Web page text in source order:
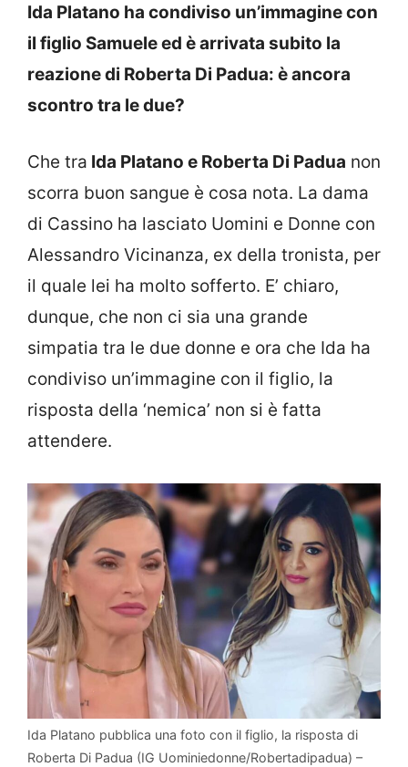
Ida Platano ha condiviso un’immagine con
il figlio Samuele ed è arrivata subito la
reazione di Roberta Di Padua: è ancora
scontro tra le due?
Che tra Ida Platano e Roberta Di Padua non
scorra buon sangue è cosa nota. La dama
di Cassino ha lasciato Uomini e Donne con
Alessandro Vicinanza, ex della tronista, per
il quale lei ha molto sofferto. E’ chiaro,
dunque, che non ci sia una grande
simpatia tra le due donne e ora che Ida ha
condiviso un’immagine con il figlio, la
risposta della ‘nemica’ non si è fatta
attendere.
Ida Platano pubblica una foto con il figlio, la risposta di
Roberta Di Padua (IG Uominiedonne/Robertadipadua) –